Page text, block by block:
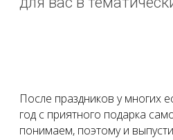
После праздников у многих
год с приятного подарка
понимаем, поэтому и